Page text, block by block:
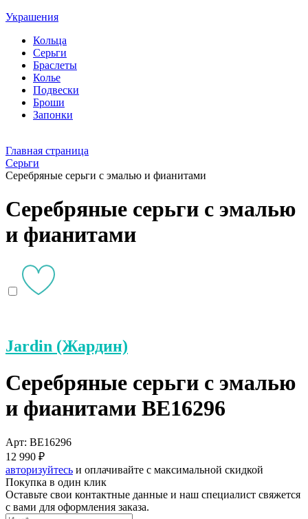
Украшения
Кольца
Серьги
Браслеты
Колье
Подвески
Броши
Запонки
Главная страница
Серьги
Серебряные серьги с эмалью и фианитами
Серебряные серьги с эмалью
и фианитами
Jardin (Жардин)
Серебряные серьги с эмалью
и фианитами BE16296
Арт: BE16296
12 990 ₽
авторизуйтесь и оплачивайте с максимальной скидкой
Покупка в один клик
Оставьте свои контактные данные и наш специалист свяжется
с вами для оформления заказа.